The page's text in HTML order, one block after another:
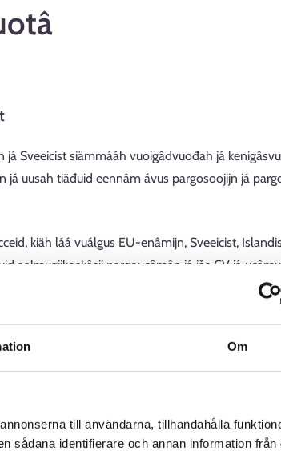
Om
till användarna, tillhandahålla
sådana identifierare och annan information från
Sveeicist siämmááh vuoigâdvuođah já
já uusah tiäđuid eennâm ávus pargosoojijn já
kiäh láá vuálgus EU-enâmijn, Sveeicist,
aalmugijkoskâsii pargoucâmân já iše CV já
enâmijn
porgâmân tun tarbâšah váldunjuolgâduslávt
occen tun koolgah jieš čielgiđ pargoluuvijd
enâmij ovdâstâsâin.